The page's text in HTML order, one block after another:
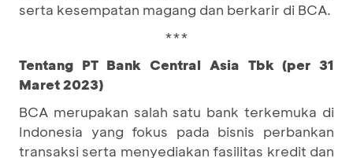
serta kesempatan magang dan berkarir di BCA.
***
Tentang PT Bank Central Asia Tbk (per 31
Maret 2023)
BCA merupakan salah satu bank terkemuka di
Indonesia yang fokus pada bisnis perbankan
transaksi serta menyediakan fasilitas kredit dan